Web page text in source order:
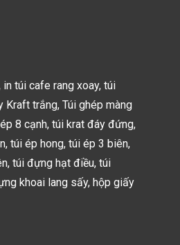
túi cafe rang xoay, túi
trắng, Túi ghép màng
8 cạnh, túi krat đáy đứng,
túi ép hong, túi ép 3 biên,
túi đựng hạt điều, túi
khoai lang sấy, hộp giấy